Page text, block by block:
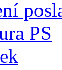
PS